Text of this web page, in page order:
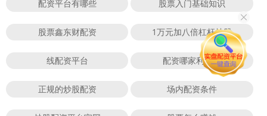
配资平台有哪些 股票入门基础知识
股票鑫东财配资 1万元加八倍杠杆炒股
线配资平台 配资哪家利息低
正规的炒股配资 场内配资条件